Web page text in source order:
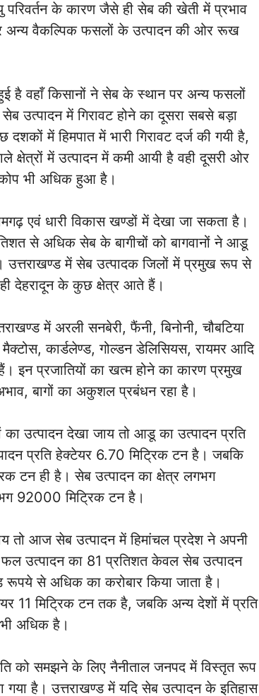
परिवर्तन के कारण जैसे ही सेब की खेती में प्रभाव
अन्य वैकल्पिक फसलों के उत्पादन की ओर रूख
हुई है वहाँ किसानों ने सेब के स्थान पर अन्य फसलों
उत्पादन में गिरावट होने का दूसरा सबसे बड़ा
में हिमपात में भारी गिरावट दर्ज की गयी है,
क्षेत्रों में उत्पादन में कमी आयी है वही दूसरी ओर
भी अधिक हुआ है।
एवं धारी विकास खण्डों में देखा जा सकता है।
से अधिक सेब के बागीचों को बागवानों ने आडू
उत्तराखण्ड में सेब उत्पादक जिलों में प्रमुख रूप से
ही देहरादून के कुछ क्षेत्र आते हैं।
में अरली सनबेरी, फैंनी, बिनोनी, चौबटिया
कार्डलेण्ड, गोल्डन डेलिसियस, रायमर आदि
इन प्रजातियों का खत्म होने का कारण प्रमुख
बागों का अकुशल प्रबंधन रहा है।
उत्पादन देखा जाय तो आडू का उत्पादन प्रति
प्रति हेक्टेयर 6.70 मिट्रिक टन है। जबकि
टन ही है। सेब उत्पादन का क्षेत्र लगभग
92000 मिट्रिक टन है।
तो आज सेब उत्पादन में हिमांचल प्रदेश ने अपनी
उत्पादन का 81 प्रतिशत केवल सेब उत्पादन
से अधिक का करोबार किया जाता है।
11 मिट्रिक टन तक है, जबकि अन्य देशों में प्रति
अधिक है।
को समझने के लिए नैनीताल जनपद में विस्तृत रूप
है। उत्तराखण्ड में यदि सेब उत्पादन के इतिहास